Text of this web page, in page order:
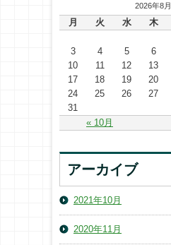
2026年8月
月 火 水 木
« 10月
3
4 5 6
10
11 12 13
17
18 19 20
24
25 26 27
31
アーカイブ
2021年10月
2020年11月